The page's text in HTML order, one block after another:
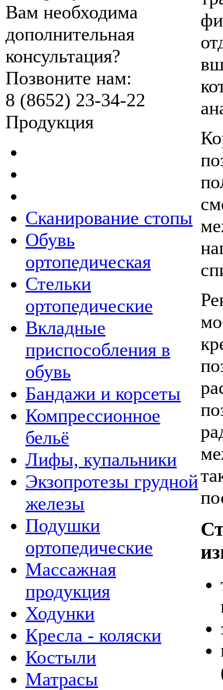
Вам необходима
дополнительная
консультация?
Позвоните нам:
8 (8652) 23-34-22
Продукция
Сканирование стопы
Обувь
ортопедическая
Стельки
ортопедические
Вкладные
приспособления в
обувь
Бандажи и корсеты
Компрессионное
бельё
Лифы, купальники
Экзопротезы грудной
железы
Подушки
ортопедические
Массажная
продукция
Ходунки
Кресла - коляски
Костыли
Матрасы